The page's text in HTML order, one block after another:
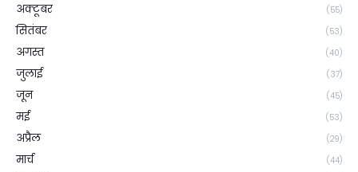
अक्टूबर (55)
सितंबर (53)
अगस्त (40)
जुलाई (37)
जून (45)
मई (53)
अप्रैल (29)
मार्च (44)